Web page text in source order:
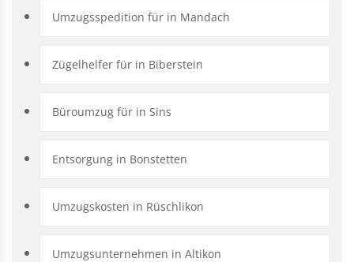
Umzugsspedition für in Mandach
Zügelhelfer für in Biberstein
Büroumzug für in Sins
Entsorgung in Bonstetten
Umzugskosten in Rüschlikon
Umzugsunternehmen in Altikon